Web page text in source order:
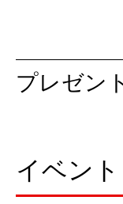
プレゼン
イベント